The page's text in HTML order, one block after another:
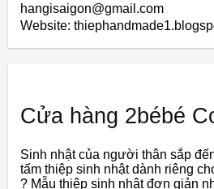
hangisaigon@gmail.com
Website:
Cửa hàng 2bébé
Sinh nhật của người thân sắp
tấm thiệp sinh nhật dành riêng
? Mẫu thiệp sinh nhật đơn giản